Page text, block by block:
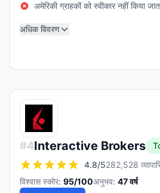
अमेरिकी ग्राहकों को स्वीकार नहीं किया
अधिक विवरण
#4Interactive Brokers
4.8/5282,528
विश्वास स्कोर: 95/100अनुभव: 47वर्ष